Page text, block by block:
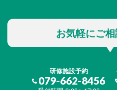
お気軽にご
研修施設予約
079-662-8456